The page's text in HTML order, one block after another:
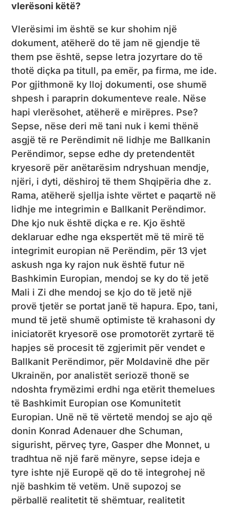
vlerësoni këtë?
Vlerësimi im është se kur shohim një
dokument, atëherë do të jam në gjendje të
them pse është, sepse letra jozyrtare do të
thotë diçka pa titull, pa emër, pa firma, me ide.
Por gjithmonë ky lloj dokumenti, ose shumë
shpesh i paraprin dokumenteve reale. Nëse
hapi vlerësohet, atëherë e mirëpres. Pse?
Sepse, nëse deri më tani nuk i kemi thënë
asgjë të re Perëndimit në lidhje me Ballkanin
Perëndimor, sepse edhe dy pretendentët
kryesorë për anëtarësim ndryshuan mendje,
njëri, i dyti, dëshiroj të them Shqipëria dhe z.
Rama, atëherë sjellja ishte vërtet e paqartë në
lidhje me integrimin e Ballkanit Perëndimor.
Dhe kjo nuk është diçka e re. Kjo është
deklaruar edhe nga ekspertët më të mirë të
integrimit europian në Perëndim, për 13 vjet
askush nga ky rajon nuk është futur në
Bashkimin Europian, mendoj se ky do të jetë
Mali i Zi dhe mendoj se kjo do të jetë një
provë tjetër se portat janë të hapura. Epo, tani,
mund të jetë shumë optimiste të krahasoni dy
iniciatorët kryesorë ose promotorët zyrtarë të
hapjes së procesit të zgjerimit për vendet e
Ballkanit Perëndimor, për Moldavinë dhe për
Ukrainën, por analistët seriozë thonë se
ndoshta frymëzimi erdhi nga etërit themelues
të Bashkimit Europian ose Komunitetit
Europian. Unë në të vërtetë mendoj se ajo që
donin Konrad Adenauer dhe Schuman,
sigurisht, përveç tyre, Gasper dhe Monnet, u
tradhtua në një farë mënyre, sepse ideja e
tyre ishte një Europë që do të integrohej në
një bashkim të vetëm. Unë supozoj se
përballë realitetit të shëmtuar, realitetit